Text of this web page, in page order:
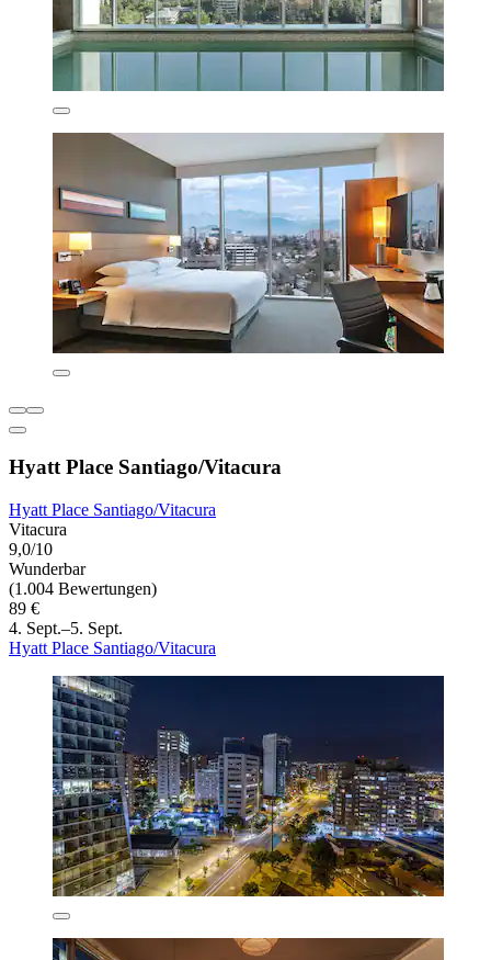
Hyatt Place Santiago/Vitacura
Hyatt Place Santiago/Vitacura
Vitacura
9,0/10
Wunderbar
(1.004 Bewertungen)
89 €
4. Sept.–5. Sept.
Hyatt Place Santiago/Vitacura